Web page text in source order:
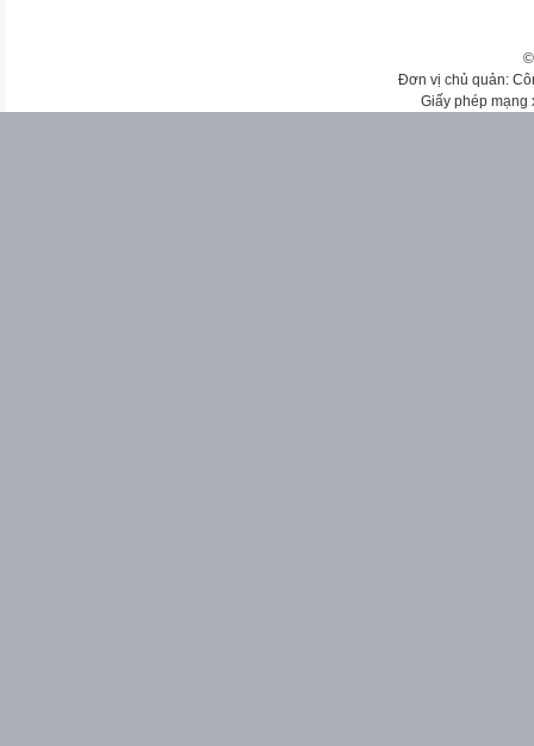
Đơn vị chủ quản:
Giấy phép mạng